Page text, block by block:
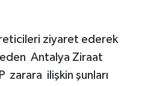
ziyaret ederek
Antalya Ziraat
zarara ilişkin şunları